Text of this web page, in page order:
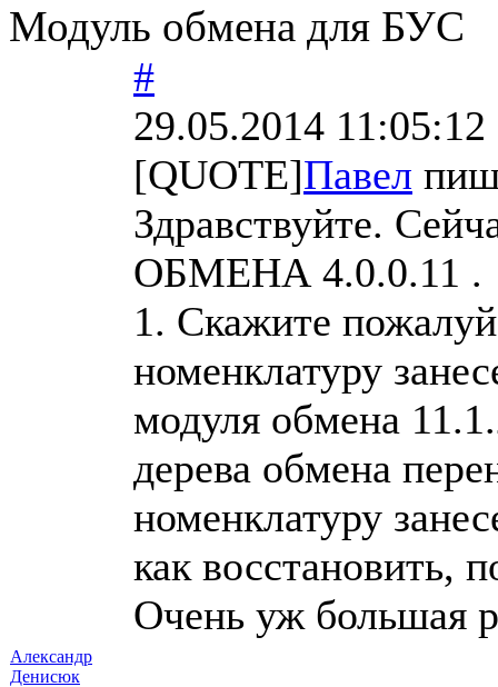
Модуль обмена для БУС
Александр
Денисюк
#
29.05.2014 11:05:12
[QUOTE]Павел
Здравствуйте.
ОБМЕНА 4.0.0.11 .
1. Скажите
номенклатуру
модуля обмена
дерева обмена
номенклатуру
как восстановить,
Очень уж большая